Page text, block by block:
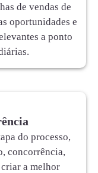
de vendas de
oportunidades e
a ponto
do processo,
concorrência,
a melhor